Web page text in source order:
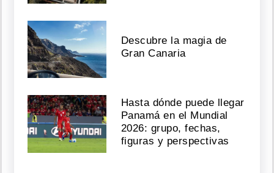
Descubre la magia de
Gran Canaria
Hasta dónde puede llegar
Panamá en el Mundial
2026: grupo, fechas,
figuras y perspectivas